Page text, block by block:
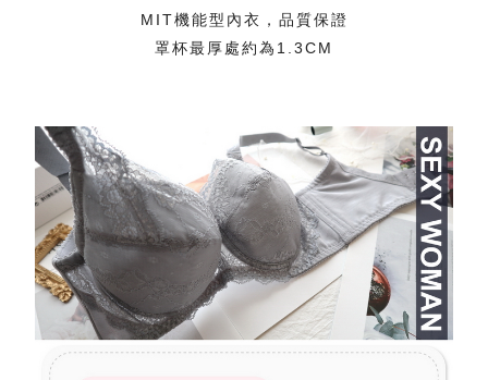
MIT機能型內衣，品質保證
罩杯最厚處約為1.3CM